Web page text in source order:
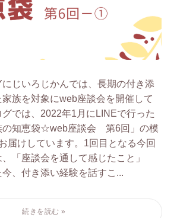
じいろじかんでは、長期の付き添
族を対象にweb座談会を開催して
では、2022年1月にLINEで行った
の知恵袋☆web座談会 第6回」の模
届けしています。1回目となる今回
「座談会を通して感じたこと」
今、付き添い経験を話すこ...